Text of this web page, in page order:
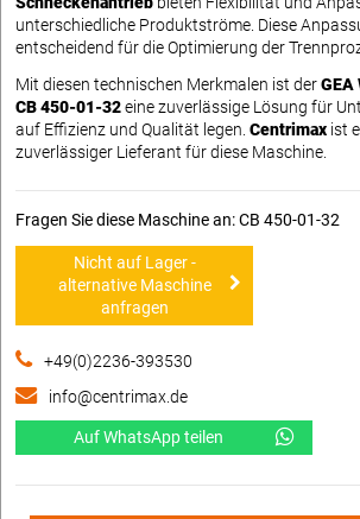
unterschiedliche Produktströme. Diese
entscheidend für die Optimierung der
Mit diesen technischen Merkmalen ist derGEA
CB 450-01-32eine zuverlässige Lösung für
auf Effizienz und Qualität legen. Centrimax ist
zuverlässiger Lieferant für diese Maschine.
Fragen Sie diese Maschine an: CB 450-01-32
Nicht auf Lager -
alternative Maschine
anfragen
+49(0)2236-393530
info@centrimax.de
Auf WhatsApp teilen